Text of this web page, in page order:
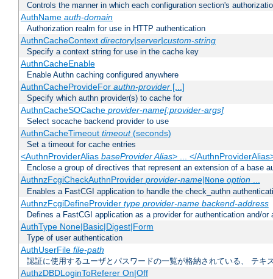
Controls the manner in which each configuration section's
AuthName auth-domain
Authorization realm for use in HTTP authentication
AuthnCacheContext directory|server|custom-string
Specify a context string for use in the cache key
AuthnCacheEnable
Enable Authn caching configured anywhere
AuthnCacheProvideFor authn-provider[...]
Specify which authn provider(s) to cache for
AuthnCacheSOCache provider-name[:provider-args]
Select socache backend provider to use
AuthnCacheTimeout timeout(seconds)
Set a timeout for cache entries
<AuthnProviderAlias baseProvider Alias> ... </
Enclose a group of directives that represent an extension of a base
AuthnzFcgiCheckAuthnProvider provider-name|None option...
Enables a FastCGI application to handle the check_authn
AuthnzFcgiDefineProvider type provider-name backend-address
Defines a FastCGI application as a provider for authentication and/or
AuthType None|Basic|Digest|Form
Type of user authentication
AuthUserFile file-path
認証に使用するユーザとパスワードの一覧が格納されている、 テキ
AuthzDBDLoginToReferer On|Off